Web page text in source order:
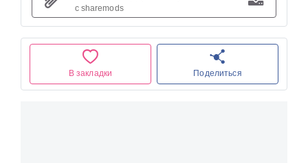
В закладки Поделиться
с sharemods